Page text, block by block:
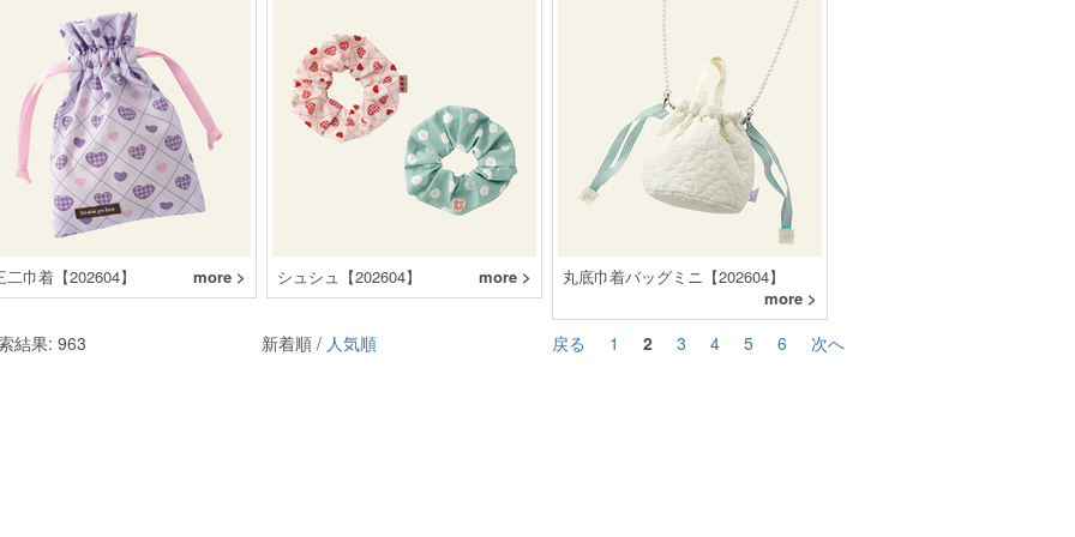
二巾着【202604】 more > シュシュ【202604】 more >
丸底巾着バッグミニ【202604】
more >
結果: 963 戻る 1 2 3 4 5 6 次へ
新着順 / 人気順